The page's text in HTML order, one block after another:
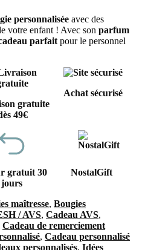
personnalisée avec des
votre enfant ! Avec son parfum
parfait pour le personnel
gratuite
49€
Achat sécurisé
gratuit 30
jours
NostalGift
maîtresse, Bougies
/ AVS, Cadeau AVS,
Cadeau de remerciement
, Cadeau personnalisé
personnalisés, Idées